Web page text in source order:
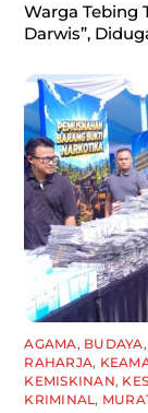
Warga Tebing
Darwis”,
AGAMA, BUDAYA,
RAHARJA,
KEMISKINAN,
KRIMINAL,